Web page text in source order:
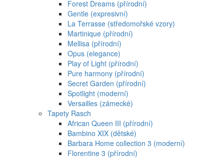
Forest Dreams (přírodní)
Gentle (expresivní)
La Terrasse (středomořské vzory)
Martinique (přírodní)
Mellisa (přírodní)
Opus (elegance)
Play of Light (přírodní)
Pure harmony (přírodní)
Secret Garden (přírodní)
Spotlight (moderní)
Versailles (zámecké)
Tapety Rasch
African Queen III (přírodní)
Bambino XIX (dětské)
Barbara Home collection 3 (moderní)
Florentine 3 (přírodní)